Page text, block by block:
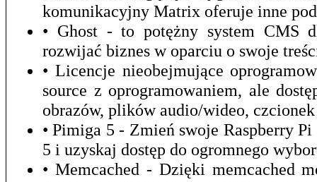
komunikacyjny Matrix oferuje inne
• Ghost - to potężny system CMS
rozwijać biznes w oparciu o swoje
• Licencje nieobejmujące
source z oprogramowaniem, ale
obrazów, plików audio/wideo,
• Pimiga 5 - Zmień swoje Raspberry
5 i uzyskaj dostęp do ogromnego
• Memcached - Dzięki memcached